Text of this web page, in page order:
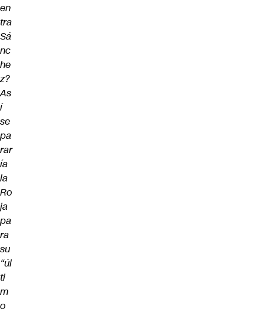
en
tra
Sá
nc
he
z?
As
í
se
pa
rar
ía
la
Ro
ja
pa
ra
su
“úl
ti
m
o